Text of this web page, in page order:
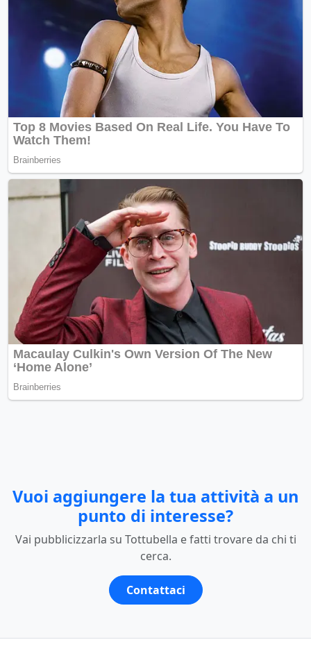
Vuoi aggiungere la tua attività a un
punto di interesse?
Vai pubblicizzarla su Tottubella e fatti trovare da chi ti
cerca.
Contattaci